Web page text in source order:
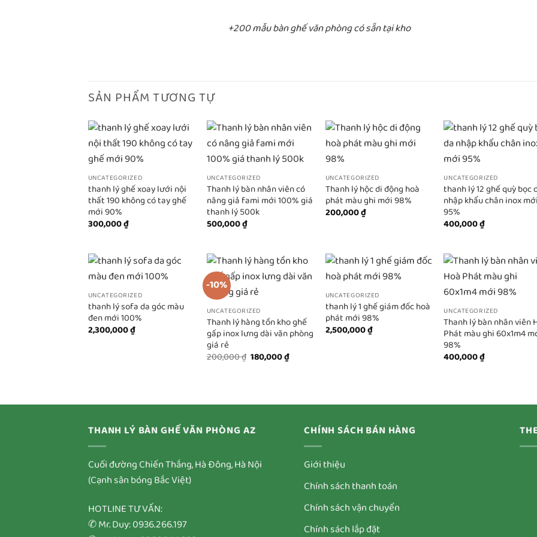
+200 mẫu bàn ghế văn phòng có sẵn tại kho
SẢN PHẨM TƯƠNG TỰ
UNCATEGORIZED
thanh lý ghế xoay lưới nội
thất 190 không có tay ghế
mới 90%
300,000₫
UNCATEGORIZED
Thanh lý bàn nhân viên có
nâng giả fami mới 100% giá
thanh lý 500k
500,000₫
UNCATEGORIZED
Thanh lý hộc di động hoà
phát màu ghi mới 98%
200,000₫
UNCATEGORIZED
thanh lý 12 ghế quỳ bọc
nhập khẩu chân inox
95%
400,000₫
UNCATEGORIZED
thanh lý sofa da góc màu
đen mới 100%
2,300,000₫
-10%
UNCATEGORIZED
Thanh lý hàng tồn kho ghế
gấp inox lưng dài văn phòng
giá rẻ
200,000₫ Giá
180,000₫Giá
UNCATEGORIZED
thanh lý 1 ghế giám đốc hoà
phát mới 98%
2,500,000₫
UNCATEGORIZED
Thanh lý bàn nhân viên
Phát màu ghi 60x1m4
98%
400,000₫
THANH LÝ BÀN GHẾ VĂN PHÒNG AZ
Cuối đường Chiến Thắng, Hà Đông, Hà Nội
(Cạnh sân bóng Bắc Việt)
HOTLINE TƯ VẤN:
✆ Mr. Duy: 0936.266.197
CHÍNH SÁCH BÁN HÀNG
Giới thiệu
Chính sách thanh toán
Chính sách vận chuyển
Chính sách lắp đặt